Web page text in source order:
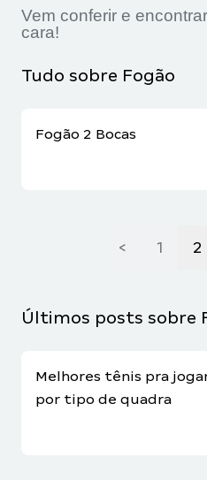
Vem conferir e
cara!
Tudo sobre Fogão
Fogão 2 Bocas
< 1 2
Últimos posts sobre
Melhores tênis pra
por tipo de quadra